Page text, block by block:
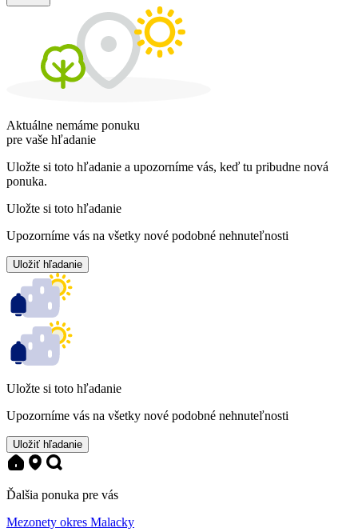
Aktuálne nemáme ponuku
pre vaše hľadanie
Uložte si toto hľadanie a upozorníme vás, keď tu pribudne nová
ponuka.
Uložte si toto hľadanie
Upozorníme vás na všetky nové podobné nehnuteľnosti
Uložiť hľadanie
Uložte si toto hľadanie
Upozorníme vás na všetky nové podobné nehnuteľnosti
Uložiť hľadanie
Ďalšia ponuka pre vás
Mezonety okres Malacky